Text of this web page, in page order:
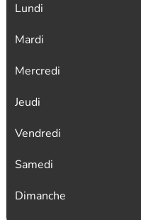
Lundi
Mardi
Mercredi
Jeudi
Vendredi
Samedi
Dimanche